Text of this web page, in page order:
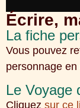
Écrire,
La fiche
Vous pouvez
personnage
Le Voyage
Cliquez sur ce